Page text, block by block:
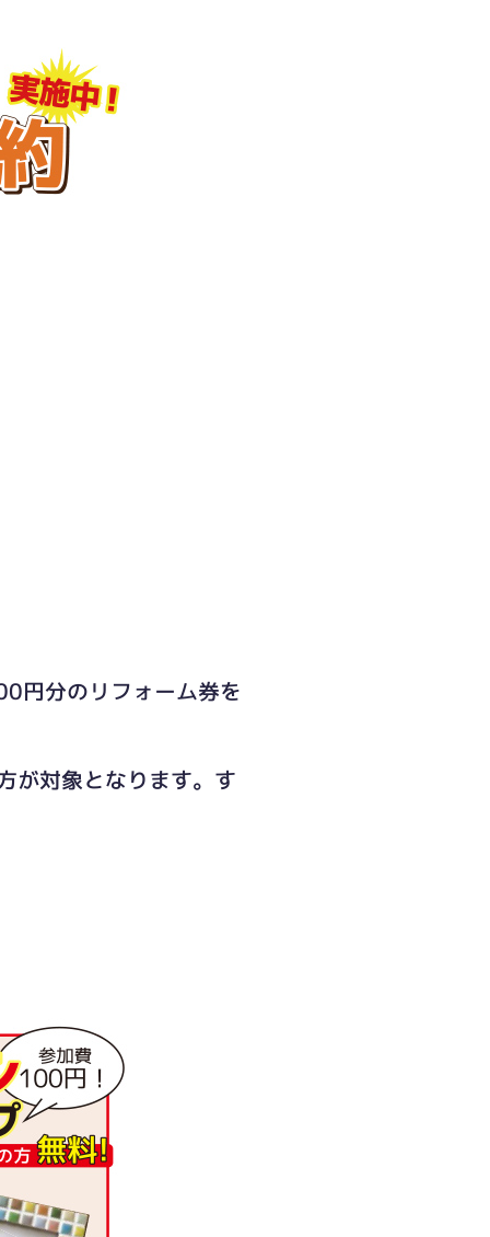
円分のリフォーム券を
対象となります。す